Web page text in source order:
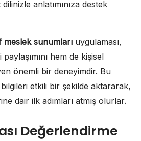
anlatımınıza destek
meslek sunumları uygulaması,
hem de kişisel
önemli bir deneyimdir. Bu
etkili bir şekilde aktararak,
dair ilk adımları atmış olurlar.
Değerlendirme